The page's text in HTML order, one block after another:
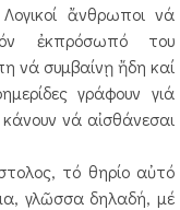
ἄνθρωποι νά
ἐκπρόσωπό του
νά συμβαίνῃ ἤδη καί
γράφουν γιά
νά αἰσθάνεσαι
τό θηρίο αὐτό
γλῶσσα δηλαδή, μέ